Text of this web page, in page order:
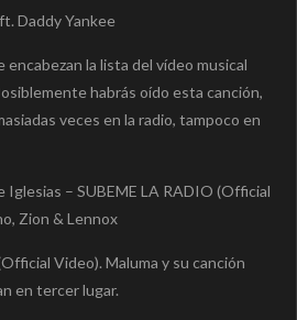
Daddy Yankee
encabezan la lista del vídeo musical
habrás oído esta canción,
veces en la radio, tampoco en
Iglesias – SUBEME LA RADIO (Official
Zion & Lennox
Video). Maluma y su canción
en tercer lugar.